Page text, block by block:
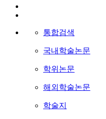
통합검색
국내학술논문
학위논문
해외학술논문
학술지